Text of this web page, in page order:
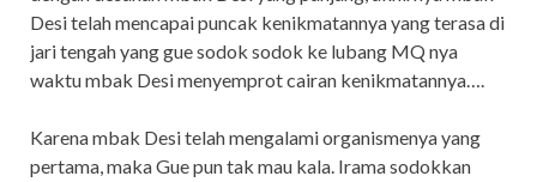
Desi telah mencapai puncak kenikmatannya yang terasa di
jari tengah yang gue sodok sodok ke lubang MQ nya
waktu mbak Desi menyemprot cairan kenikmatannya….
Karena mbak Desi telah mengalami organismenya yang
pertama, maka Gue pun tak mau kala. Irama sodokkan